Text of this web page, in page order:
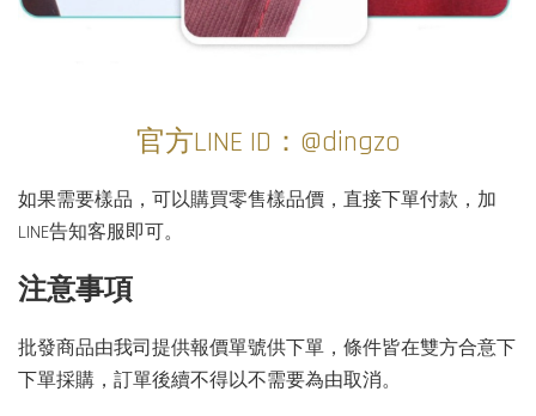
官方LINE ID：@dingzo
如果需要樣品，可以購買零售樣品價，直接下單付款，加
LINE告知客服即可。
注意事項
批發商品由我司提供報價單號供下單，條件皆在雙方合意下
下單採購，訂單後續不得以不需要為由取消。